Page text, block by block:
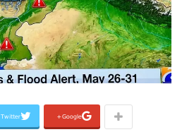
Twitter Google+